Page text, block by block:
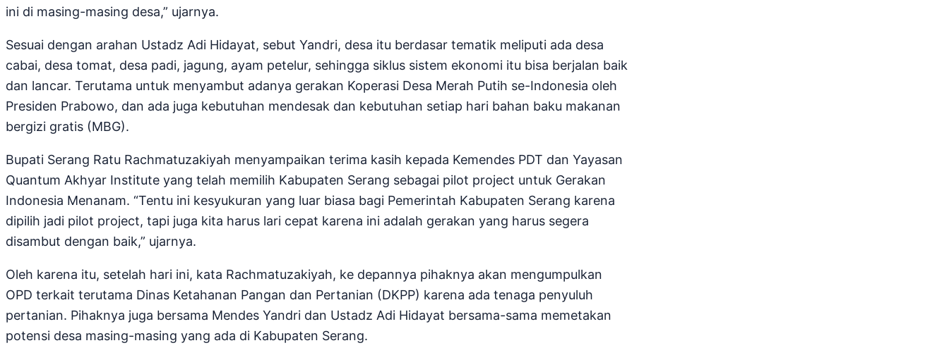
ini di masing-masing desa,” ujarnya.
Sesuai dengan arahan Ustadz Adi Hidayat, sebut Yandri, desa itu berdasar tematik meliputi ada desa
cabai, desa tomat, desa padi, jagung, ayam petelur, sehingga siklus sistem ekonomi itu bisa berjalan baik
dan lancar. Terutama untuk menyambut adanya gerakan Koperasi Desa Merah Putih se-Indonesia oleh
Presiden Prabowo, dan ada juga kebutuhan mendesak dan kebutuhan setiap hari bahan baku makanan
bergizi gratis (MBG).
Bupati Serang Ratu Rachmatuzakiyah menyampaikan terima kasih kepada Kemendes PDT dan Yayasan
Quantum Akhyar Institute yang telah memilih Kabupaten Serang sebagai pilot project untuk Gerakan
Indonesia Menanam. “Tentu ini kesyukuran yang luar biasa bagi Pemerintah Kabupaten Serang karena
dipilih jadi pilot project, tapi juga kita harus lari cepat karena ini adalah gerakan yang harus segera
disambut dengan baik,” ujarnya.
Oleh karena itu, setelah hari ini, kata Rachmatuzakiyah, ke depannya pihaknya akan mengumpulkan
OPD terkait terutama Dinas Ketahanan Pangan dan Pertanian (DKPP) karena ada tenaga penyuluh
pertanian. Pihaknya juga bersama Mendes Yandri dan Ustadz Adi Hidayat bersama-sama memetakan
potensi desa masing-masing yang ada di Kabupaten Serang.